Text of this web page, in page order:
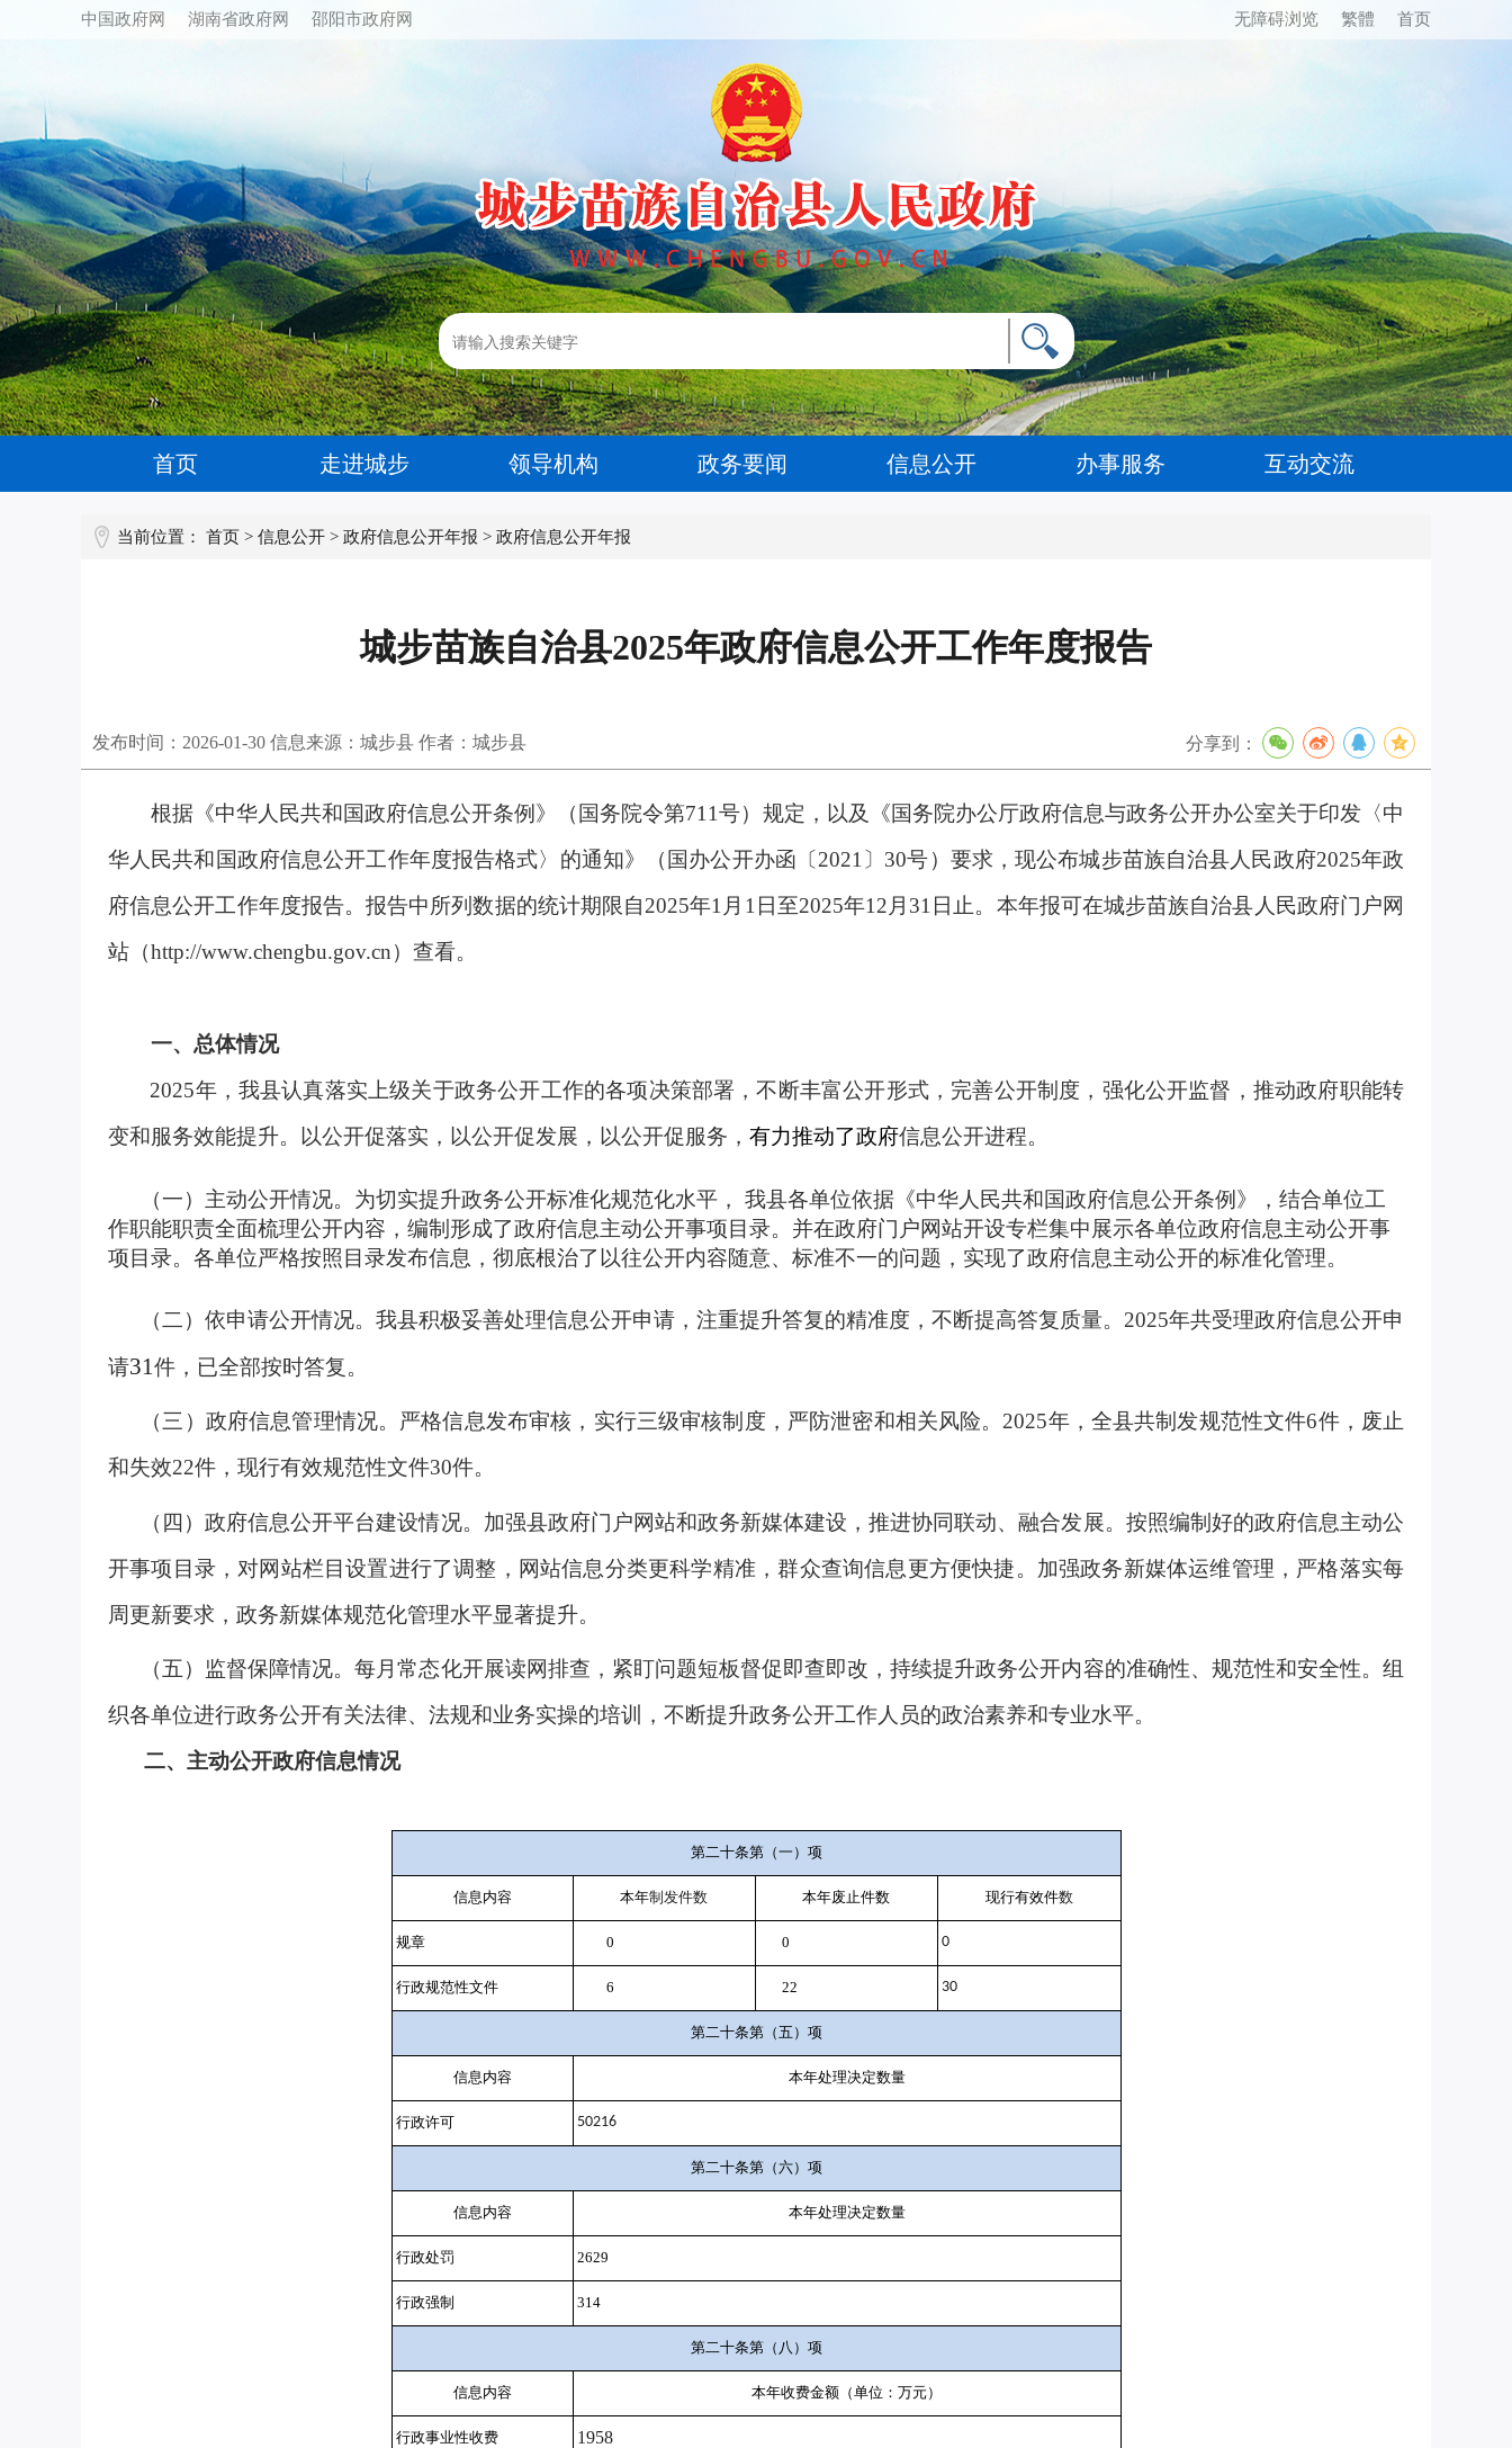
中国政府网 湖南省政府网 邵阳市政府网 首页
繁體
无障碍浏览
首页 走进城步 领导机构 政务要闻 信息公开 办事服务 互动交流
当前位置： 首页 > 信息公开 > 政府信息公开年报 > 政府信息公开年报
城步苗族自治县2025年政府信息公开工作年度报告
发布时间： 2026-01-30 信息来源：城步县 作者：城步县 分享到：
根据《中华人民共和国政府信息公开条例》（国务院令第711号）规定，以及《国务院办公厅政府信息与政务公开办公室关于印发〈中
华人民共和国政府信息公开工作年度报告格式〉的通知》（国办公开办函〔 2021 〕 30号）要求，现公布城步苗族自治县人民政府2025年政
府信息公开工作年度报告。报告中所列数据的统计期限自2025年1 月 1 日至2025年12 月 31 日止。本年报可在城步苗族自治县人民政府门户网
站（http://www.chengbu.gov.cn）查看。
一、总体情况
2025年，我县认真落实上级关于政务公开工作的各项决策部署，不断丰富公开形式，完善公开制度，强化公开监督，推动政府职能转
变和服务效能提升。以公开促落实，以公开促发展，以公开促服务， 有力推动了政府信息公开进程。
（一）主动公开情况。为切实提升政务公开标准化规范化水平， 我县各单位依据《中华人民共和国政府信息公开条例》，结合单位工
作职能职责全面梳理公开内容，编制形成了政府信息主动公开事项目录。并在政府门户网站开设专栏集中展示各单位政府信息主动公开事
项目录。各单位严格按照目录发布信息，彻底根治了以往公开内容随意、标准不一的问题，实现了政府信息主动公开的标准化管理。
（二）依申请公开情况。我县积极妥善处理信息公开申请，注重提升答复的精准度，不断提高答复质量。 2025年共受理政府信息公开申
请31件，已全部按时答复。
（三）政府信息管理情况。严格信息发布审核，实行三级审核制度，严防泄密和相关风险。2025年，全县共制发规范性文件6件，废止
和失效22件，现行有效规范性文件30件。
（四）政府信息公开平台建设情况。加强县政府门户网站和政务新媒体建设，推进协同联动、融合发展。按照编制好的政府信息主动公
开事项目录，对网站栏目设置进行了调整，网站信息分类更科学精准，群众查询信息更方便快捷。加强政务新媒体运维管理，严格落实每
周更新要求，政务新媒体规范化管理水平显著提升。
（五）监督保障情况。每月常态化开展读网排查，紧盯问题短板督促即查即改，持续提升政务公开内容的准确性、规范性和安全性。组
织各单位进行政务公开有关法律、法规和业务实操的培训，不断提升政务公开工作人员的政治素养和专业水平。
二、主动公开政府信息情况
第二十条第（一）项
信息内容 本年制发件数 本年废止件数 现行有效件数
规章 0 0 0
行政规范性文件 6 22 30
第二十条第（五）项
信息内容 本年处理决定数量
行政许可 50216
第二十条第（六）项
信息内容 本年处理决定数量
行政处罚 2629
行政强制 314
第二十条第（八）项
信息内容 本年收费金额（单位：万元）
行政事业性收费 1958